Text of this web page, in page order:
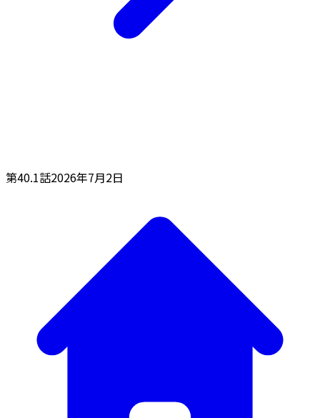
第40.1話2026年7月2日